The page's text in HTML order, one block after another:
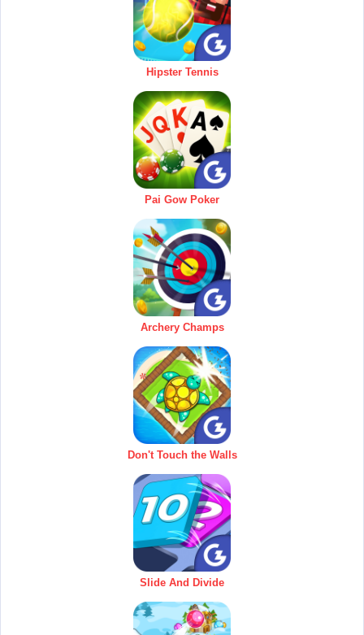
Hipster Tennis
Pai Gow Poker
Archery Champs
Don't Touch the Walls
Slide And Divide